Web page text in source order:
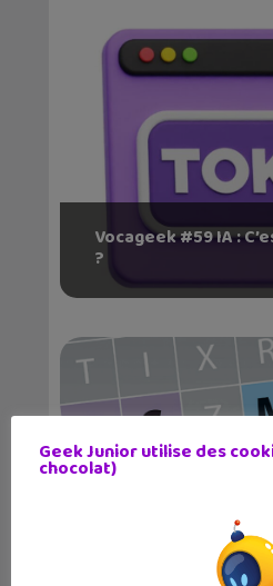
Vocageek #59 IA :
?
Jeu mots mêlés sur
Geek Junior utilise des
chocolat)